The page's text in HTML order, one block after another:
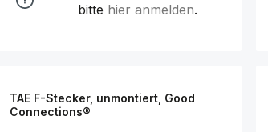
bitte hier anmelden.
TAE F-Stecker, unmontiert, Good
Connections®